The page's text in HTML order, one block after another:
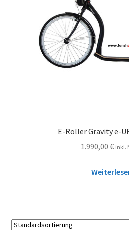
E-Roller Gravity e-
1.990,00 € inkl.